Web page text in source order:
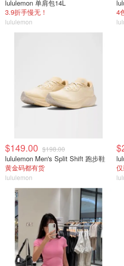
lululemon 单肩包14L
3.9折手慢无！
lululemon
4
$149.00 $198.00
lululemon Men's Split Shift 跑步鞋
黄金码都有货
lululemon